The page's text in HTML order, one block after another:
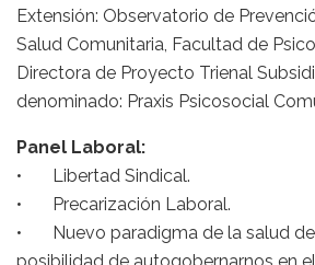
Extensión: Observatorio de
Salud Comunitaria, Facultad de
Directora de Proyecto Trienal
denominado: Praxis Psicosocial
Panel Laboral:
• Libertad Sindical.
• Precarización Laboral.
• Nuevo paradigma de la salud de